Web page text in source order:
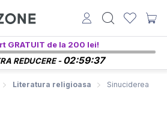
GRATUIT de la 200 lei!
REDUCERE -02:59:36
Literatura religioasa Sinuciderea